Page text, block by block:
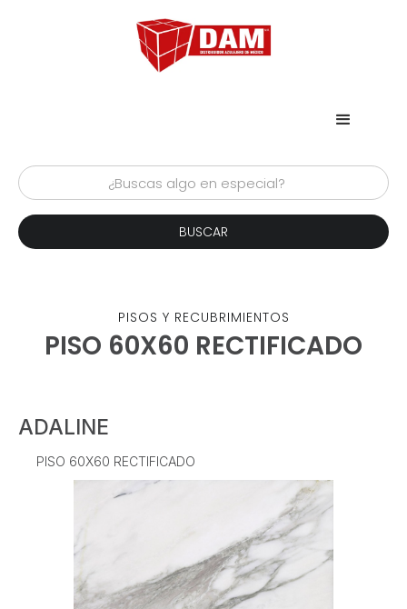
PISOS Y RECUBRIMIENTOS
PISO 60X60 RECTIFICADO
ADALINE
PISO 60X60 RECTIFICADO